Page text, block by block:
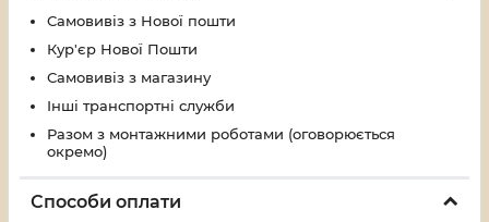
Самовивіз з Нової пошти
Кур'єр Нової Пошти
Самовивіз з магазину
Інші транспортні служби
Разом з монтажними роботами (оговорюється
окремо)
Способи оплати